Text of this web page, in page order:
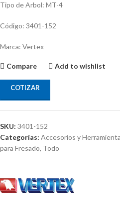
Tipo de Arbol: MT-4
Código: 3401-152
Marca: Vertex
Compare Add to wishlist
COTIZAR
SKU: 3401-152
Categorías: Accesorios y
para Fresado, Todo